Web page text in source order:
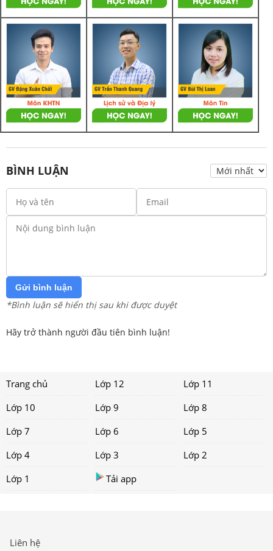
BÌNH LUẬN
Gửi bình luận
*Bình luận sẽ hiển thị sau khi được duyệt
Hãy trở thành người đầu tiên bình luận!
Trang chủ Lớp 12
Lớp 11
Lớp 10
Lớp 9
Lớp 8
Lớp 7
Lớp 6
Lớp 5
Lớp 4
Lớp 3
Lớp 2
Lớp 1
Tải app
Liên hệ